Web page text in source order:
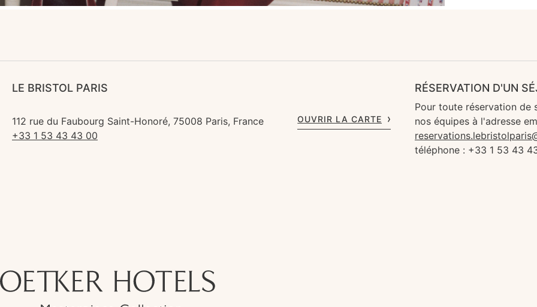
LE BRISTOL PARIS
112 rue du Faubourg Saint-Honoré, 75008 Paris, France
+33 1 53 43 43 00
OUVRIR LA CARTE
RÉSERVATION D'UN
Pour toute réservation de
nos équipes à l'adresse
téléphone : +33 1 53 43